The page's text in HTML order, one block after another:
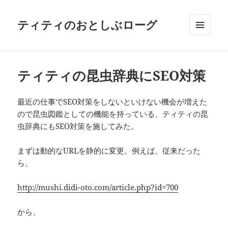
ティティのおとしぶローグ
ット
ティティの昆虫辞典にSEO対策
最近の仕事でSEO対策をしないといけない機会が増えた
ので昆虫図鑑としての機能を持っている、ティティの昆
虫辞典にもSEO対策を施してみた。
まずは動的なURLを静的に変更。例えば、従来だった
ら、
http://mushi.didi-oto.com/article.php?id=700
から、